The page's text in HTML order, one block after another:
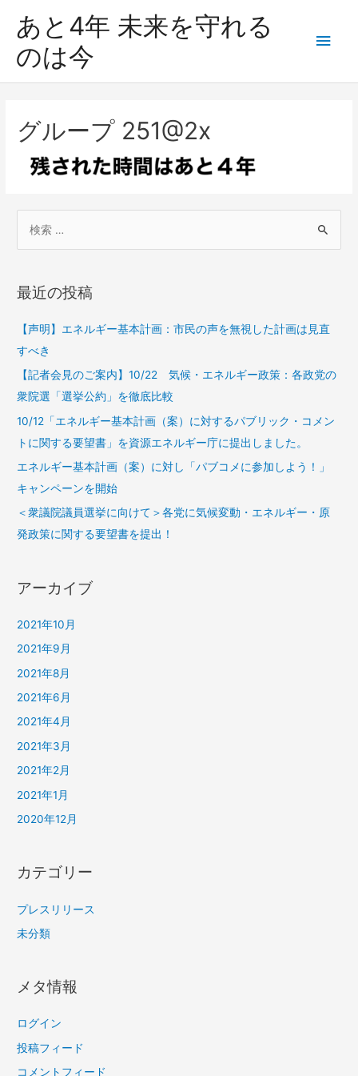
あと4年 未来を守れる
のは今
グループ 251@2x
最近の投稿
【声明】エネルギー基本計画：市民の声を無視した計画は見直
すべき
【記者会見のご案内】10/22 気候・エネルギー政策：各政党の
衆院選「選挙公約」を徹底比較
10/12「エネルギー基本計画（案）に対するパブリック・コメン
トに関する要望書」を資源エネルギー庁に提出しました。
エネルギー基本計画（案）に対し「パブコメに参加しよう！」
キャンペーンを開始
＜衆議院議員選挙に向けて＞各党に気候変動・エネルギー・原
発政策に関する要望書を提出！
アーカイブ
2021年10月
2021年9月
2021年8月
2021年6月
2021年4月
2021年3月
2021年2月
2021年1月
2020年12月
カテゴリー
プレスリリース
未分類
メタ情報
ログイン
投稿フィード
コメントフィード